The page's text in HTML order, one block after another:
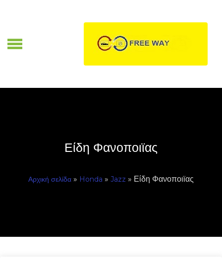
Είδη Φανοποιϊας
Αρχική σελίδα » Honda » Jazz » Είδη Φανοποιϊας